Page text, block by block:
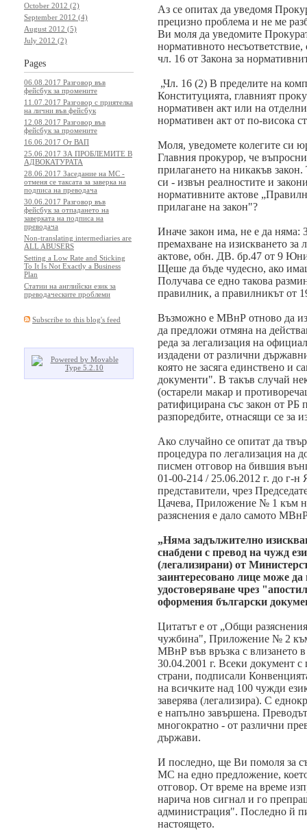
Аз се опитах да уведомя
прецизно проблема и не ме
Ви моля да уведомите
нормативното
чл. 16 от Закона за
„Чл. 16 (2) В пределите на
Конституцията, главният
нормативен акт или на
нормативен акт от по-висока
Моля, уведомете колегите си
Главния прокурор, че
прилагането на никакъв
си - извън реалностите и
нормативните актове
прилагане на закон"?
Иначе закон има, не е да няма:
премахване на изискването за
актове, обн. ДВ. бр.47 от 9
Щеше да бъде чудесно, ако
Получава се едно такова
правилник, а правилникът от
Възможно е МВнР отново да
да предложи отмяна на
реда за легализация на
издадени от различни
която не засяга единствено и
документи". В такъв случай
(остарели макар и
ратифицирана със закон от РБ
разпоредбите, отнасящи се за
Ако случайно се опитат да
процедура по легализация на
писмен отговор на бившия
01-00-214 / 25.06.2012 г. до г-
представители, чрез
Цачева, Приложение № 1 към
разяснения е дало самото
„Няма задължително
снабдени с превод на чужд
(легализирани) от
заинтересовано лице може
удостоверяване чрез
оформения български
Цитатът е от „Общи
чужбина", Приложение № 2
МВнР във връзка с влизането
30.04.2001 г. Всеки документ
страни, подписали
на всичките над 100 чужди
заверява (легализира). С
е напълно завършена.
многократно - от различни
държави.
И последно, ще Ви помоля за
МС на едно предложение,
отговор. От време на време
нарича нов сигнал и го
администрация". Последно й
настоящето.
October 2012 (2)
September 2012 (4)
August 2012 (5)
July 2012 (2)
Pages
06.08.2017 Разговор във
фейсбук за промените
11.07.2017 Разговор с приятелка
на лични във фейсбук
12.08.2017 Разговор във
фейсбук за промените
16.06.2017 От ВАП
25.06.2017 ЗА ПРОБЛЕМИТЕ В
АДВОКАТУРАТА
28.06.2017 Заседание на МС -
отменя се таксата за заверка на
подписа на преводача
30.06.2017 Разговор във
фейсбук за отпадането на
заверката на подписа на
преводача
Non-translating intermediaries are
ALL ABUSERS
Setting a Low Rate and Sticking
To It Is Not Exactly a Business
Plan
Статии на английски език за
преводаческите проблеми
Subscribe to this blog's feed